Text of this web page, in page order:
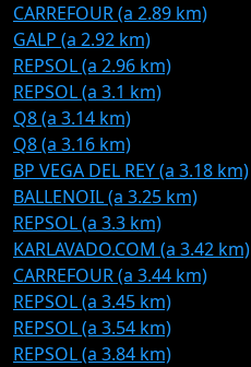
CARREFOUR (a 2.89 km)
GALP (a 2.92 km)
REPSOL (a 2.96 km)
REPSOL (a 3.1 km)
Q8 (a 3.14 km)
Q8 (a 3.16 km)
BP VEGA DEL REY (a 3.18 km)
BALLENOIL (a 3.25 km)
REPSOL (a 3.3 km)
KARLAVADO.COM (a 3.42 km)
CARREFOUR (a 3.44 km)
REPSOL (a 3.45 km)
REPSOL (a 3.54 km)
REPSOL (a 3.84 km)